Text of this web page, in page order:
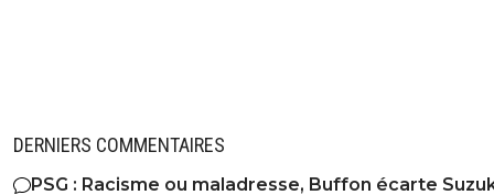
DERNIERS COMMENTAIRES
PSG : Racisme ou maladresse, Buffon écarte